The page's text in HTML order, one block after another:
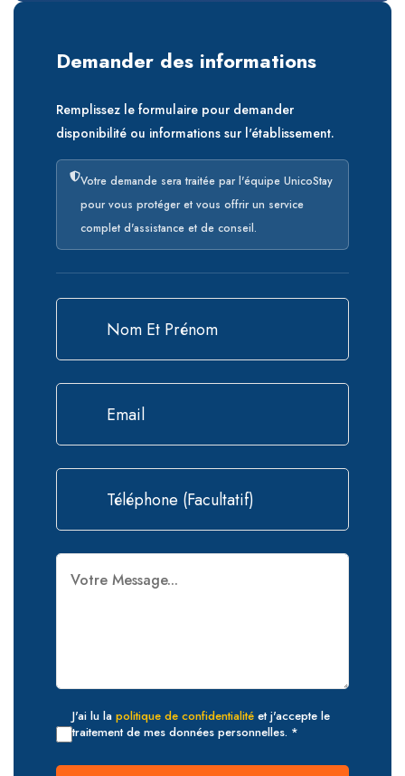
Demander des informations
Remplissez le formulaire pour demander
disponibilité ou informations sur l'établissement.
Votre demande sera traitée par l'équipe UnicoStay
pour vous protéger et vous offrir un service
complet d'assistance et de conseil.
J'ai lu la politique de confidentialité et j'accepte le
traitement de mes données personnelles. *